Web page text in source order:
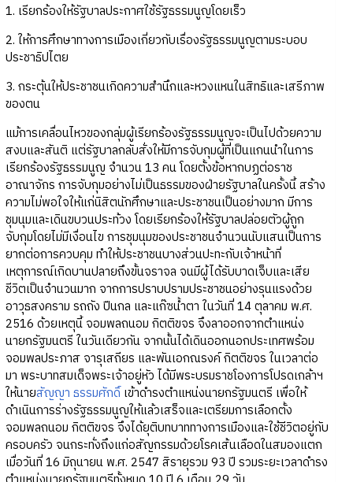
1. เรียกร้องให้รัฐบาลประกาศใช้รัฐธรรมนูญโดยเร็ว
2. ให้การศึกษาทางการเมืองเกี่ยวกับเรื่องรัฐธรรมนูญตามระบอบ
ประชาธิปไตย
3. กระตุ้นให้ประชาชนเกิดความสำนึกและหวงแหนในสิทธิและเสรีภาพ
ของตน
แม้การเคลื่อนไหวของกลุ่มผู้เรียกร้องรัฐธรรมนูญจะเป็นไปด้วยความ
สงบและสันติ แต่รัฐบาลกลับสั่งให้มีการจับกุมผู้ที่เป็นแกนนำในการ
เรียกร้องรัฐธรรมนูญ จำนวน 13 คน โดยตั้งข้อหากบฏต่อราช
อาณาจักร การจับกุมอย่างไม่เป็นธรรมของฝ่ายรัฐบาลในครั้งนี้ สร้าง
ความไม่พอใจให้แก่นิสิตนักศึกษาและประชาชนเป็นอย่างมาก มีการ
ชุมนุมและเดินขบวนประท้วง โดยเรียกร้องให้รัฐบาลปล่อยตัวผู้ถูก
จับกุมโดยไม่มีเงื่อนไข การชุมนุมของประชาชนจำนวนนับแสนเป็นการ
ยากต่อการควบคุม ทำให้ประชาชนบางส่วนปะทะกับเจ้าหน้าที่
เหตุการณ์เกิดบานปลายถึงขั้นจราจล จนมีผู้ได้รับบาดเจ็บและเสีย
ชีวิตเป็นจำนวนมาก จากการปราบปรามประชาชนอย่างรุนแรงด้วย
อาวุธสงคราม รถถัง ปืนกล และแก๊ซน้ำตา ในวันที่ 14 ตุลาคม พ.ศ.
2516 ด้วยเหตุนี้ จอมพลถนอม กิตติขจร จึงลาออกจากตำแหน่ง
นายกรัฐมนตรี ในวันเดียวกัน จากนั้นได้เดินออกนอกประเทศพร้อม
จอมพลประภาส จารุเสถียร และพันเอกณรงค์ กิตติขจร ในเวลาต่อ
มา พระบาทสมเด็จพระเจ้าอยู่หัว ได้มีพระบรมราชโองการโปรดเกล้าฯ
ให้นายสัญญา ธรรมศักดิ์เข้าดำรงตำแหน่งนายกรัฐมนตรี เพื่อให้
ดำเนินการร่างรัฐธรรมนูญให้แล้วเสร็จและเตรียมการเลือกตั้ง
จอมพลถนอม กิตติขจร จึงได้ยุติบทบาททางการเมืองและใช้ชีวิตอยู่กับ
ครอบครัว จนกระทั่งถึงแก่อสัญกรรมด้วยโรคเส้นเลือดในสมองแตก
เมื่อวันที่ 16 มิถุนายน พ.ศ. 2547 สิรายุรวม 93 ปี รวมระยะเวลาดำรง